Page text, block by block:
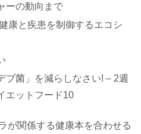
ーの動向まで
康と疾患を制御するエコシ
ブ菌」を減らしなさい! – 2週
エットフード10
が関係する健康本を合わせる